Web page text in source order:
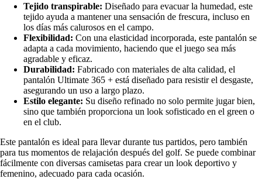
Tejido transpirable: Diseñado para evacuar la humedad, este
tejido ayuda a mantener una sensación de frescura, incluso en
los días más calurosos en el campo.
Flexibilidad: Con una elasticidad incorporada, este pantalón se
adapta a cada movimiento, haciendo que el juego sea más
agradable y eficaz.
Durabilidad: Fabricado con materiales de alta calidad, el
pantalón Ultimate 365 + está diseñado para resistir el desgaste,
asegurando un uso a largo plazo.
Estilo elegante: Su diseño refinado no solo permite jugar bien,
sino que también proporciona un look sofisticado en el green o
en el club.
Este pantalón es ideal para llevar durante tus partidos, pero también
para tus momentos de relajación después del golf. Se puede combinar
fácilmente con diversas camisetas para crear un look deportivo y
femenino, adecuado para cada ocasión.